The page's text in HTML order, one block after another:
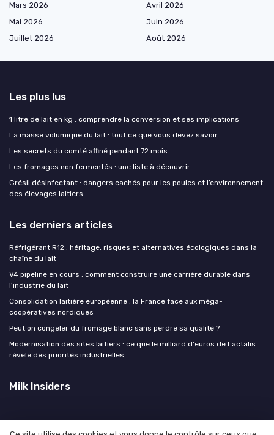
Mars 2026
Avril 2026
Mai 2026
Juin 2026
Juillet 2026
Août 2026
Les plus lus
1 litre de lait en kg : comprendre la conversion et ses implications
La masse volumique du lait : tout ce que vous devez savoir
Les secrets du comté affiné pendant 72 mois
Les fromages non fermentés : une liste à découvrir
Grésil désinfectant : dangers cachés pour les poules et l’environnement
des élevages laitiers
Les derniers articles
Réfrigérant R12 : héritage, risques et alternatives écologiques dans la
chaîne du lait
V4 pipeline en cours : comment construire une carrière durable dans
l’industrie du lait
Consolidation laitière européenne : la France face aux méga-
coopératives nordiques
Peut on congeler du fromage blanc sans perdre sa qualité ?
Modernisation des sites laitiers : ce que le milliard d'euros de Lactalis
révèle des priorités industrielles
Milk Insiders